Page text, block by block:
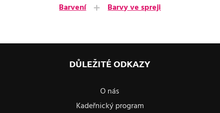
Barvení Barvy ve spreji
DŮLEŽITÉ ODKAZY
O nás
Kadeřnický program